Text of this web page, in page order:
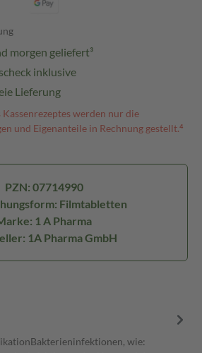
morgen geliefert³
inklusive
Lieferung
werden nur die
und Eigenanteile in Rechnung gestellt.⁴
PZN: 07714990
Filmtabletten
1 A Pharma
1A Pharma GmbH
wie: